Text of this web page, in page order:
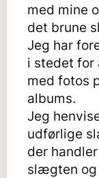
med mine
det brune
Jeg har
i stedet
med fotos
albums.
Jeg
udførlige
der
slægten